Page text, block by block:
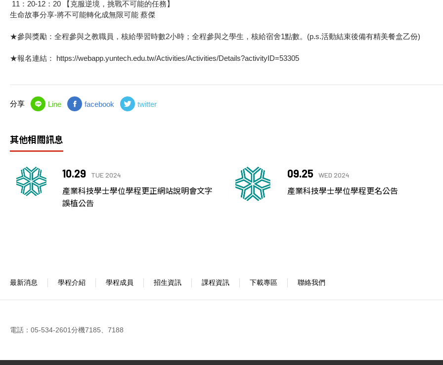
11：20-12：20 【克服逆境，挑戰不可能的任務】
生命故事分享-將不可能轉化成無限可能 蔡傑
★參與獎勵：全程參與之教職員，核給學習時數2小時；全程參與之學生，核給宿舍1點數。(p.s.活動結束後備有精美餐盒乙份)
★報名連結： https://webapp.yuntech.edu.tw/Activities/Activities/Details?activityID=53305
分享 Line facebook twitter
其他相關訊息
10.29 TUE 2024
產業科技學士學位學程更正網站說明會文字
誤植公告
09.25 WED 2024
產業科技學士學位學程更名公告
最新消息 學程介紹 學程成員 招生資訊 課程資訊 下載專區 聯絡我們
電話：05-534-2601分機7185、7188